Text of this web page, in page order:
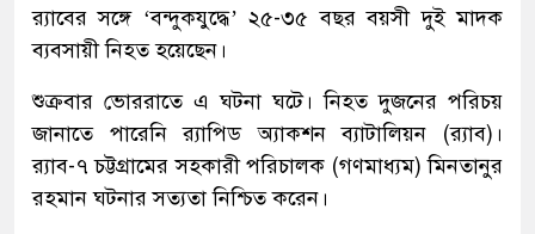
র‌্যাবের সঙ্গে ‘বন্দুকযুদ্ধে’ ২৫-৩৫ বছর বয়সী দুই মাদক
ব্যবসায়ী নিহত হয়েছেন।
শুক্রবার ভোররাতে এ ঘটনা ঘটে। নিহত দুজনের পরিচয়
জানাতে পারেনি র‍্যাপিড অ্যাকশন ব্যাটালিয়ন (র‍্যাব)।
র‍্যাব-৭ চট্টগ্রামের সহকারী পরিচালক (গণমাধ্যম) মিনতানুর
রহমান ঘটনার সত্যতা নিশ্চিত করেন।